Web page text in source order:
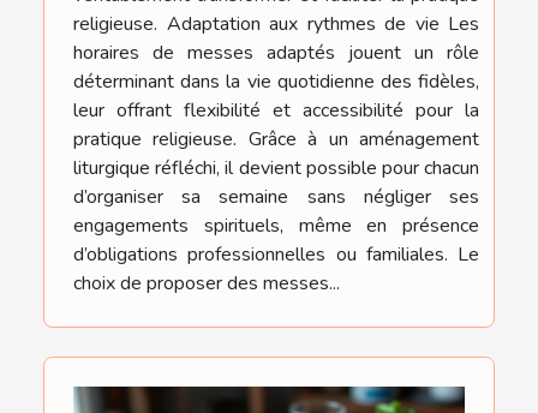
religieuse. Adaptation aux rythmes de vie Les
horaires de messes adaptés jouent un rôle
déterminant dans la vie quotidienne des fidèles,
leur offrant flexibilité et accessibilité pour la
pratique religieuse. Grâce à un aménagement
liturgique réfléchi, il devient possible pour chacun
d’organiser sa semaine sans négliger ses
engagements spirituels, même en présence
d’obligations professionnelles ou familiales. Le
choix de proposer des messes...